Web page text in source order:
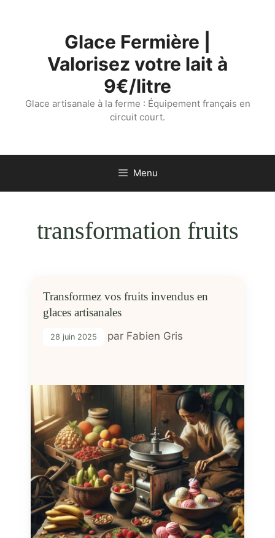
Glace Fermière |
Valorisez votre lait à
9€/litre
Glace artisanale à la ferme : Équipement français en
circuit court.
Menu
transformation fruits
Transformez vos fruits invendus en
glaces artisanales
28 juin 2025 par Fabien Gris